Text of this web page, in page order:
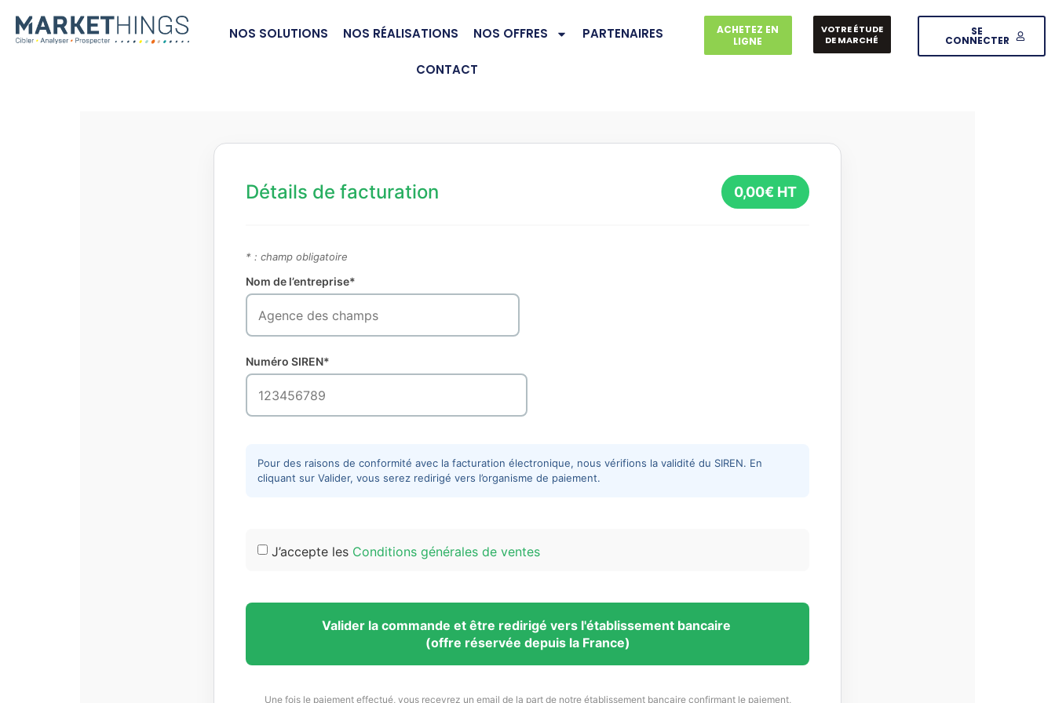
NOS SOLUTIONS NOS RÉALISATIONS NOS OFFRES PARTENAIRES
CONTACT
ACHETEZ EN
LIGNE
VOTRE ÉTUDE
DE MARCHÉ
SE
CONNECTER
Détails de facturation 0,00€ HT
* : champ obligatoire
Nom de l’entreprise*
Numéro SIREN*
Pour des raisons de conformité avec la facturation électronique, nous vérifions la validité du SIREN. En
cliquant sur Valider, vous serez redirigé vers l’organisme de paiement.
J’accepte les Conditions générales de ventes
Valider la commande et être redirigé vers l'établissement bancaire
(offre réservée depuis la France)
Une fois le paiement effectué, vous recevrez un email de la part de notre établissement bancaire confirmant le paiement,